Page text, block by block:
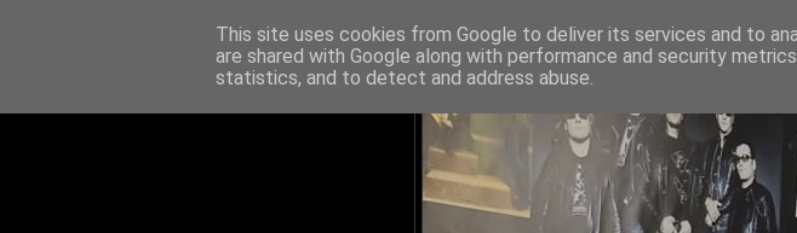
This site uses cookies from Google to deliver its services and to
are shared with Google along with performance and security
statistics, and to detect and address abuse.